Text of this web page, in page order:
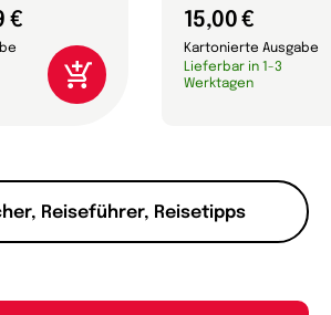
Reiseführer, Reisetipps
€ 15,00 €
Kartonierte Ausgabe
Lieferbar in 1-3
Werktagen